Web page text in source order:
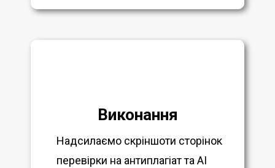
Виконання
Надсилаємо скріншоти сторінок
перевірки на антиплагіат та AI